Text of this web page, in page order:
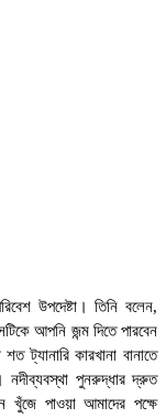
উপদেষ্টা। তিনি বলেন,
আপনি জন্ম দিতে পারবেন
ট্যানারি কারখানা বানাতে
নদীব্যবস্থা পুনরুদ্ধার দ্রুত
পাওয়া আমাদের পক্ষে